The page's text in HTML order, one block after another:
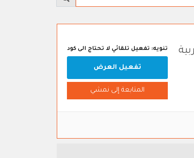
تنويه: تفعيل تلقائي لا تحتاج الى كود
تفعيل العرض
المتابعة إلى نمشي